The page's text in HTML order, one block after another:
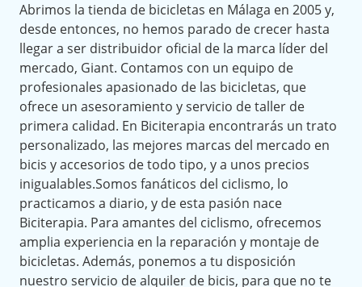
Abrimos la tienda de bicicletas en Málaga en 2005 y,
desde entonces, no hemos parado de crecer hasta
llegar a ser distribuidor oficial de la marca líder del
mercado, Giant. Contamos con un equipo de
profesionales apasionado de las bicicletas, que
ofrece un asesoramiento y servicio de taller de
primera calidad. En Biciterapia encontrarás un trato
personalizado, las mejores marcas del mercado en
bicis y accesorios de todo tipo, y a unos precios
inigualables.Somos fanáticos del ciclismo, lo
practicamos a diario, y de esta pasión nace
Biciterapia. Para amantes del ciclismo, ofrecemos
amplia experiencia en la reparación y montaje de
bicicletas. Además, ponemos a tu disposición
nuestro servicio de alquiler de bicis, para que no te